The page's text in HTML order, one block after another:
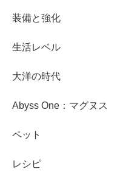
装備と強化
生活レベル
大洋の時代
Abyss One：マグヌス
ペット
レシピ